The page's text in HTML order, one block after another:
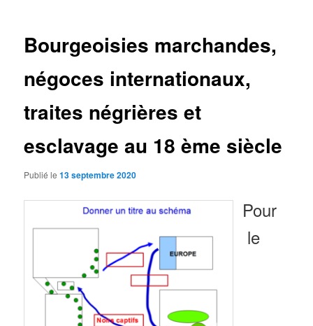
Bourgeoisies marchandes,
négoces internationaux,
traites négrières et
esclavage au 18 ème siècle
Publié le13 septembre 2020
Pour
le